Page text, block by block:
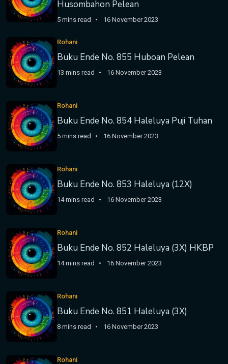
Husombahon Pelean
5 mins read 16 November 2023
Rohani
Buku Ende No. 855 Huboan Pelean
13 mins read 16 November 2023
Rohani
Buku Ende No. 854 Haleluya Puji Tuhan
5 mins read 16 November 2023
Rohani
Buku Ende No. 853 Haleluya (12X)
14 mins read 16 November 2023
Rohani
Buku Ende No. 852 Haleluya (3X) HKBP
14 mins read 16 November 2023
Rohani
Buku Ende No. 851 Haleluya (3X)
8 mins read 16 November 2023
Rohani